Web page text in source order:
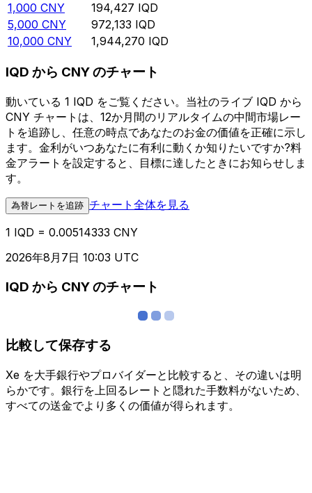
1,000 CNY 194,427 IQD
5,000 CNY 972,133 IQD
10,000 CNY 1,944,270 IQD
IQD から CNY のチャート
動いている 1 IQD をご覧ください。当社のライブ IQD から
CNY チャートは、12か月間のリアルタイムの中間市場レー
トを追跡し、任意の時点であなたのお金の価値を正確に示し
ます。金利がいつあなたに有利に動くか知りたいですか?料
金アラートを設定すると、目標に達したときにお知らせしま
す。
為替レートを追跡 チャート全体を見る
1 IQD = 0.00514333 CNY
2026年8月7日 10:03 UTC
IQD から CNY のチャート
比較して保存する
Xe を大手銀行やプロバイダーと比較すると、その違いは明
らかです。銀行を上回るレートと隠れた手数料がないため、
すべての送金でより多くの価値が得られます。